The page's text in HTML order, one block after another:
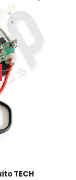
TECH